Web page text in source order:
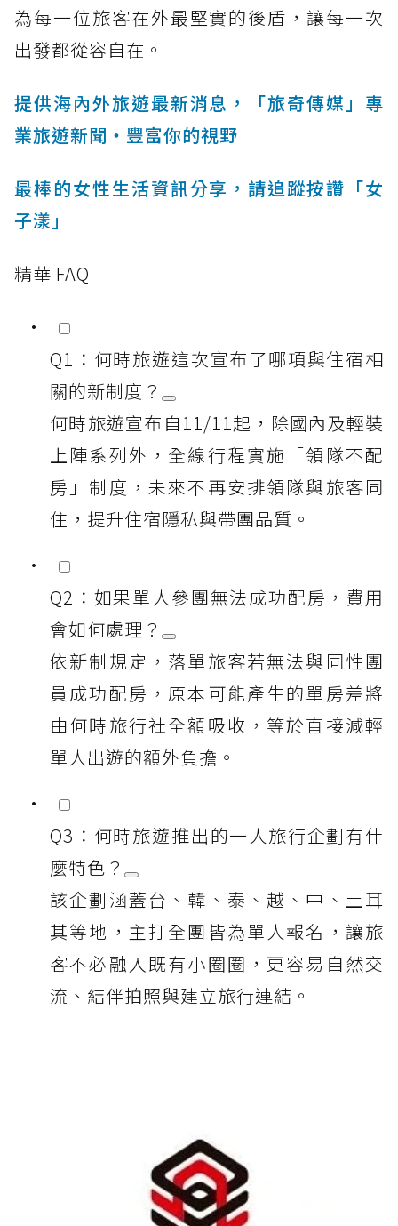
為每一位旅客在外最堅實的後盾，讓每一次
出發都從容自在。
提供海內外旅遊最新消息，「旅奇傳媒」專
業旅遊新聞‧豐富你的視野
最棒的女性生活資訊分享，請追蹤按讚「女
子漾」
精華 FAQ
Q1：何時旅遊這次宣布了哪項與住宿相
關的新制度？
何時旅遊宣布自11/11起，除國內及輕裝
上陣系列外，全線行程實施「領隊不配
房」制度，未來不再安排領隊與旅客同
住，提升住宿隱私與帶團品質。
Q2：如果單人參團無法成功配房，費用
會如何處理？
依新制規定，落單旅客若無法與同性團
員成功配房，原本可能產生的單房差將
由何時旅行社全額吸收，等於直接減輕
單人出遊的額外負擔。
Q3：何時旅遊推出的一人旅行企劃有什
麼特色？
該企劃涵蓋台、韓、泰、越、中、土耳
其等地，主打全團皆為單人報名，讓旅
客不必融入既有小圈圈，更容易自然交
流、結伴拍照與建立旅行連結。